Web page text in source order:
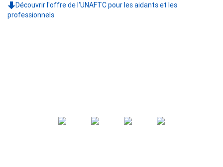
Découvrir l'offre de l'UNAFTC pour les aidants et les
professionnels